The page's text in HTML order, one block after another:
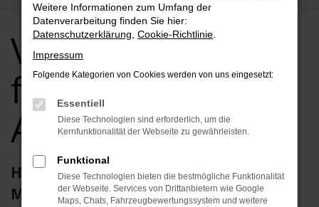
VW T7 Multivan
für Fürth Top
Angebote
Herausragendes Fahrzeug: der VW T7
Multivan für Fürth
Weitere Informationen zum Umfang der
Datenverarbeitung finden Sie hier:
Datenschutzerklärung Cookie-Richtlinie
Impressum
Folgende Kategorien von Cookies werden von uns eingesetzt:
Essentiell
Diese Technologien sind erforderlich, um die
Kernfunktionalität der Webseite zu gewährleisten.
Funktional
Diese Technologien bieten die bestmögliche Funktionalität
der Webseite. Services von Drittanbietern wie Google
Maps, Chats, Fahrzeugbewertungssystem und weitere